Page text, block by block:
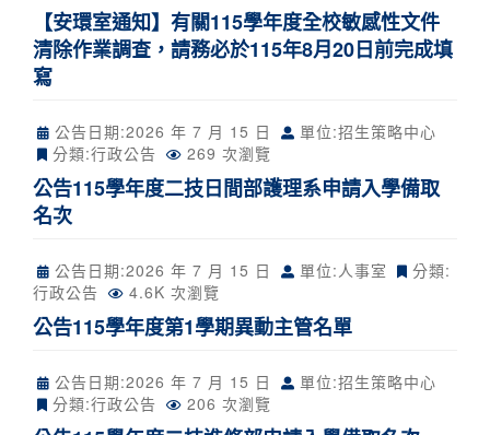
【安環室通知】有關115學年度全校敏感性文件
清除作業調查，請務必於115年8月20日前完成填
寫
公告日期:2026 年 7 月 15 日
單位:招生策略中心
分類:行政公告 269 次瀏覽
公告115學年度二技日間部護理系申請入學備取
名次
公告日期:2026 年 7 月 15 日 單位:人事室
分類:
行政公告
4.6K 次瀏覽
公告115學年度第1學期異動主管名單
公告日期:2026 年 7 月 15 日
單位:招生策略中心
分類:行政公告 206 次瀏覽